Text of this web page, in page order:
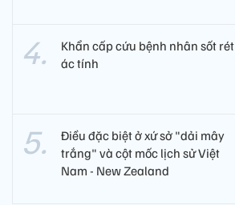
Khẩn cấp cứu bệnh nhân sốt rét
ác tính
Điều đặc biệt ở xứ sở "dải mây
trắng" và cột mốc lịch sử Việt
Nam - New Zealand